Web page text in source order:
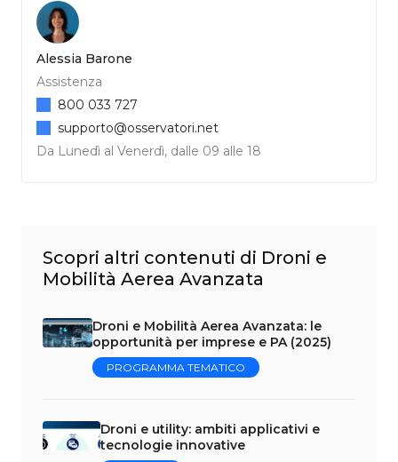
Alessia Barone
Assistenza
Da Lunedì al Venerdì, dalle 09 alle 18
800 033 727
supporto@osservatori.net
Scopri altri contenuti di Droni e
Mobilità Aerea Avanzata
Droni e Mobilità Aerea Avanzata: le
opportunità per imprese e PA (2025)
PROGRAMMA TEMATICO
Droni e utility: ambiti applicativi e
tecnologie innovative